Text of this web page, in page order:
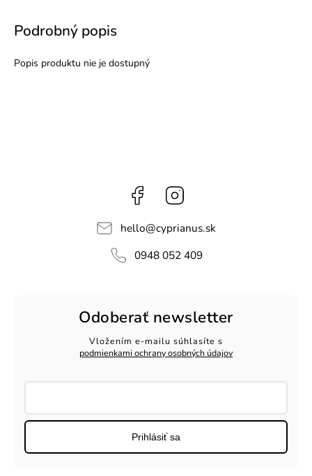
Podrobný popis
Popis produktu nie je dostupný
Facebook
hello@cyprianus.sk
0948 052 409
Odoberať newsletter
Vložením e-mailu súhlasíte s
podmienkami ochrany osobných údajov
Prihlásiť sa